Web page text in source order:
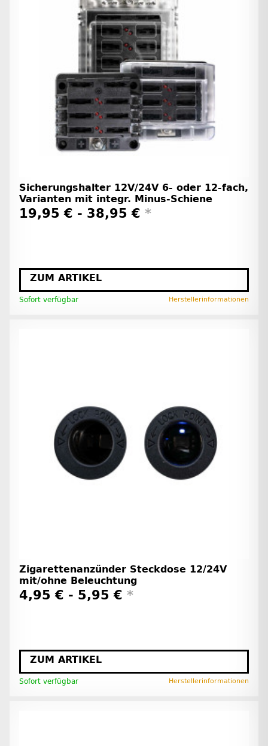
Sicherungshalter 12V/24V 6- oder 12-fach,
Varianten mit integr. Minus-Schiene
19,95 € - 38,95 € *
ZUM ARTIKEL
Sofort verfügbar Herstellerinformationen
Zigarettenanzünder Steckdose 12/24V
mit/ohne Beleuchtung
4,95 € - 5,95 € *
ZUM ARTIKEL
Sofort verfügbar Herstellerinformationen